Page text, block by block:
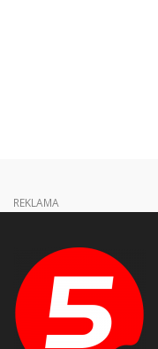
REKLAMA